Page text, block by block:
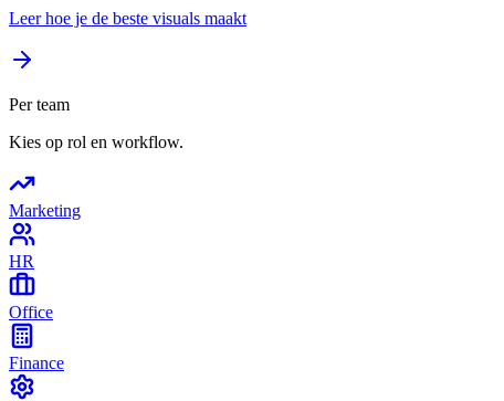
Leer hoe je de beste visuals maakt
Per team
Kies op rol en workflow.
Marketing
HR
Office
Finance